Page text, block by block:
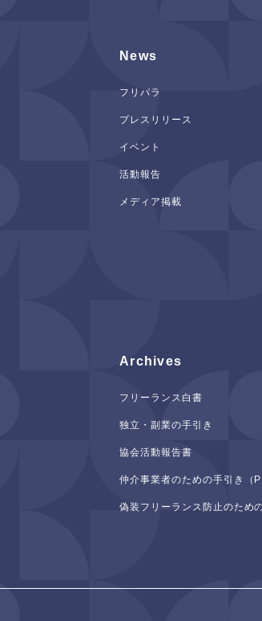
News
フリパラ
プレスリリース
イベント
活動報告
メディア掲載
Archives
フリーランス白書
独立・副業の手引き
協会活動報告書
仲介事業者のための手引き（
偽装フリーランス防止のため